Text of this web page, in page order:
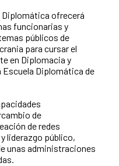
ofrecerá
funcionarias y
públicos de
para cursar el
en Diplomacia y
Escuela Diplomática de
de
de redes
liderazgo público,
unas administraciones